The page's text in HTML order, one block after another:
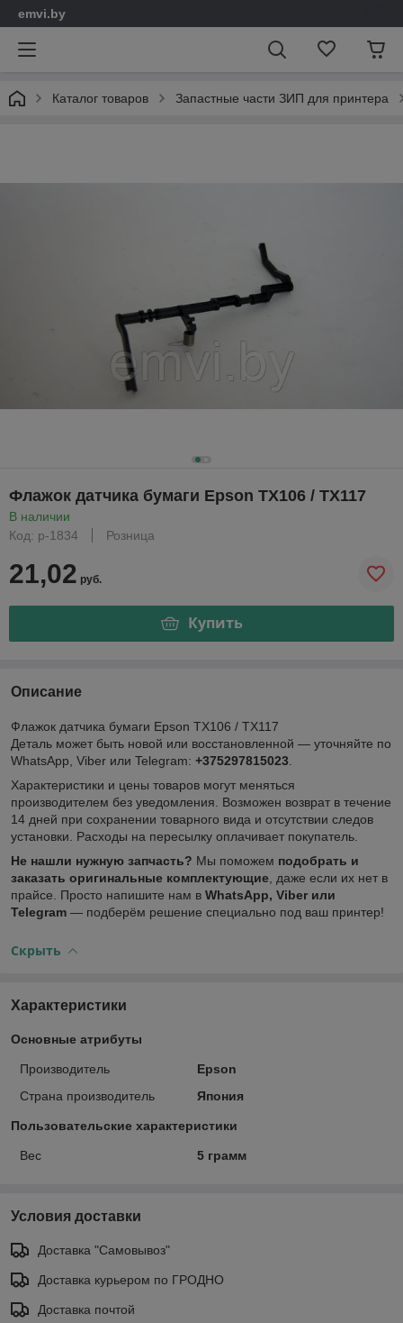
emvi.by
Каталог товаров Запастные части ЗИП для принтера
Флажок датчика бумаги Epson TX106 / TX117
В наличии
Код: р-1834
Розница
21,02 руб.
Купить
Описание
Флажок датчика бумаги Epson TX106 / TX117
Деталь может быть новой или восстановленной — уточняйте по
WhatsApp, Viber или Telegram: +375297815023
Характеристики и цены товаров могут меняться
производителем без уведомления. Возможен возврат в течение
14 дней при сохранении товарного вида и отсутствии следов
установки. Расходы на пересылку оплачивает покупатель.
Не нашли нужную запчасть? Мы поможем подобрать и
заказать оригинальные комплектующие , даже если их нет в
прайсе. Просто напишите нам в WhatsApp, Viber или
Telegram — подберём решение специально под ваш принтер!
Скрыть
Характеристики
Основные атрибуты
Производитель
Epson
Страна производитель
Япония
Пользовательские характеристики
Вес 5 грамм
Условия доставки
Доставка "Самовывоз"
Доставка курьером по ГРОДНО
Доставка почтой